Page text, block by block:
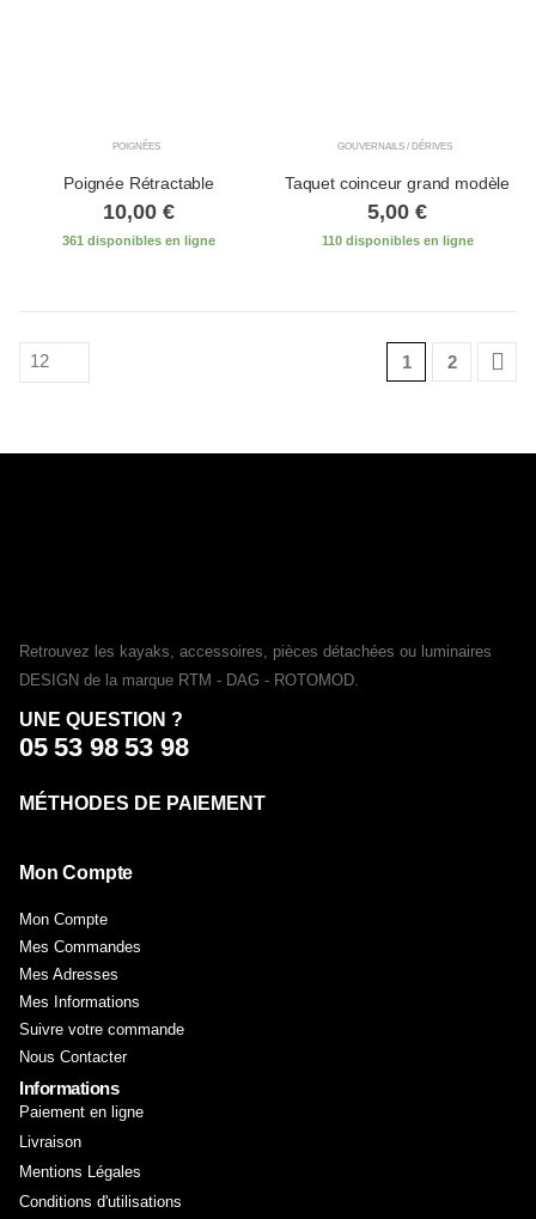
POIGNÉES
Poignée Rétractable
10,00 €
361 disponibles en ligne
GOUVERNAILS / DÉRIVES
Taquet coinceur grand modèle
5,00 €
110 disponibles en ligne
1 2
Retrouvez les kayaks, accessoires, pièces détachées ou luminaires
DESIGN de la marque RTM - DAG - ROTOMOD.
UNE QUESTION ?
05 53 98 53 98
MÉTHODES DE PAIEMENT
Mon Compte
Mon Compte
Mes Commandes
Mes Adresses
Mes Informations
Suivre votre commande
Nous Contacter
Informations
Paiement en ligne
Livraison
Mentions Légales
Conditions d'utilisations